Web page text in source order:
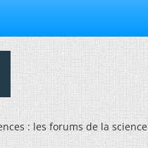
: les forums de la science